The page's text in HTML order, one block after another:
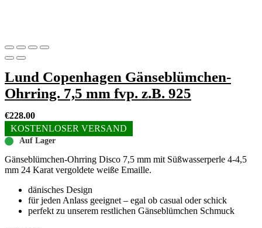
Lund Copenhagen Gänseblümchen-
Ohrring. 7,5 mm fvp. z.B. 925
€228.00
KOSTENLOSER VERSAND
Auf Lager
Gänseblümchen-Ohrring Disco 7,5 mm mit Süßwasserperle 4-4,5
mm 24 Karat vergoldete weiße Emaille.
dänisches Design
für jeden Anlass geeignet – egal ob casual oder schick
perfekt zu unserem restlichen Gänseblümchen Schmuck